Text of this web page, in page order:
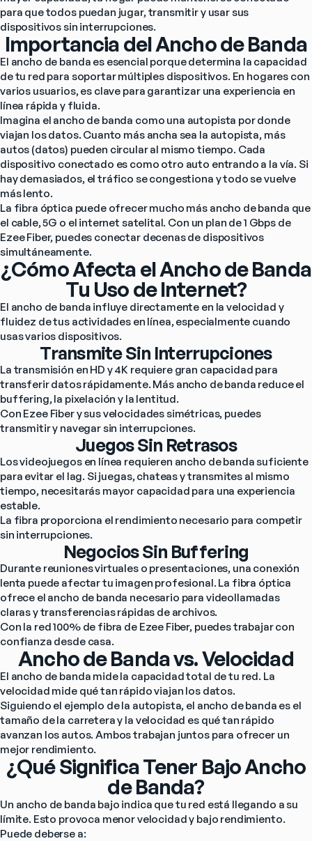
para que todos puedan jugar, transmitir y usar sus
dispositivos sin interrupciones.
Importancia del Ancho de Banda
El ancho de banda es esencial porque determina la capacidad
de tu red para soportar múltiples dispositivos. En hogares con
varios usuarios, es clave para garantizar una experiencia en
línea rápida y fluida.
Imagina el ancho de banda como una autopista por donde
viajan los datos. Cuanto más ancha sea la autopista, más
autos (datos) pueden circular al mismo tiempo. Cada
dispositivo conectado es como otro auto entrando a la vía. Si
hay demasiados, el tráfico se congestiona y todo se vuelve
más lento.
La fibra óptica puede ofrecer mucho más ancho de banda que
el cable, 5G o el internet satelital. Con un plan de 1 Gbps de
Ezee Fiber, puedes conectar decenas de dispositivos
simultáneamente.
¿Cómo Afecta el Ancho de Banda
Tu Uso de Internet?
El ancho de banda influye directamente en la velocidad y
fluidez de tus actividades en línea, especialmente cuando
usas varios dispositivos.
Transmite Sin Interrupciones
La transmisión en HD y 4K requiere gran capacidad para
transferir datos rápidamente. Más ancho de banda reduce el
buffering, la pixelación y la lentitud.
Con Ezee Fiber y sus velocidades simétricas, puedes
transmitir y navegar sin interrupciones.
Juegos Sin Retrasos
Los videojuegos en línea requieren ancho de banda suficiente
para evitar el lag. Si juegas, chateas y transmites al mismo
tiempo, necesitarás mayor capacidad para una experiencia
estable.
La fibra proporciona el rendimiento necesario para competir
sin interrupciones.
Negocios Sin Buffering
Durante reuniones virtuales o presentaciones, una conexión
lenta puede afectar tu imagen profesional. La fibra óptica
ofrece el ancho de banda necesario para videollamadas
claras y transferencias rápidas de archivos.
Con la red 100% de fibra de Ezee Fiber, puedes trabajar con
confianza desde casa.
Ancho de Banda vs. Velocidad
El ancho de banda mide la capacidad total de tu red. La
velocidad mide qué tan rápido viajan los datos.
Siguiendo el ejemplo de la autopista, el ancho de banda es el
tamaño de la carretera y la velocidad es qué tan rápido
avanzan los autos. Ambos trabajan juntos para ofrecer un
mejor rendimiento.
¿Qué Significa Tener Bajo Ancho
de Banda?
Un ancho de banda bajo indica que tu red está llegando a su
límite. Esto provoca menor velocidad y bajo rendimiento.
Puede deberse a: